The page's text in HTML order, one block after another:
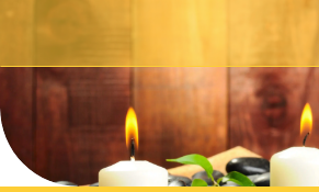
Prendre un rendez-vous